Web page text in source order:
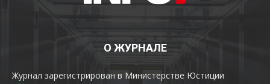
О ЖУРНАЛЕ
Журнал зарегистрирован в Министерстве Юстиции